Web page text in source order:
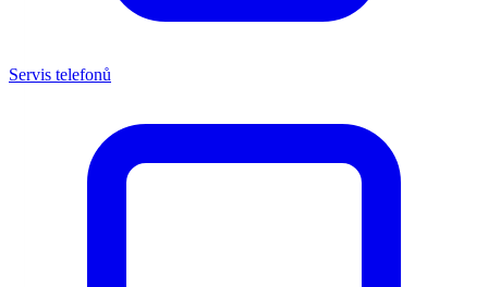
Servis telefonů